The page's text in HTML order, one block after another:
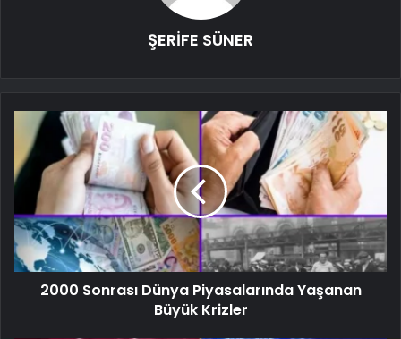
ŞERİFE SÜNER
2000 Sonrası Dünya Piyasalarında Yaşanan
Büyük Krizler